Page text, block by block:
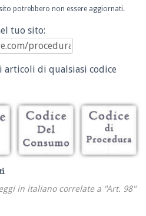
potrebbero non essere aggiornati.
tuo sito:
articoli di qualsiasi codice
in italiano correlate a "Art. 98"